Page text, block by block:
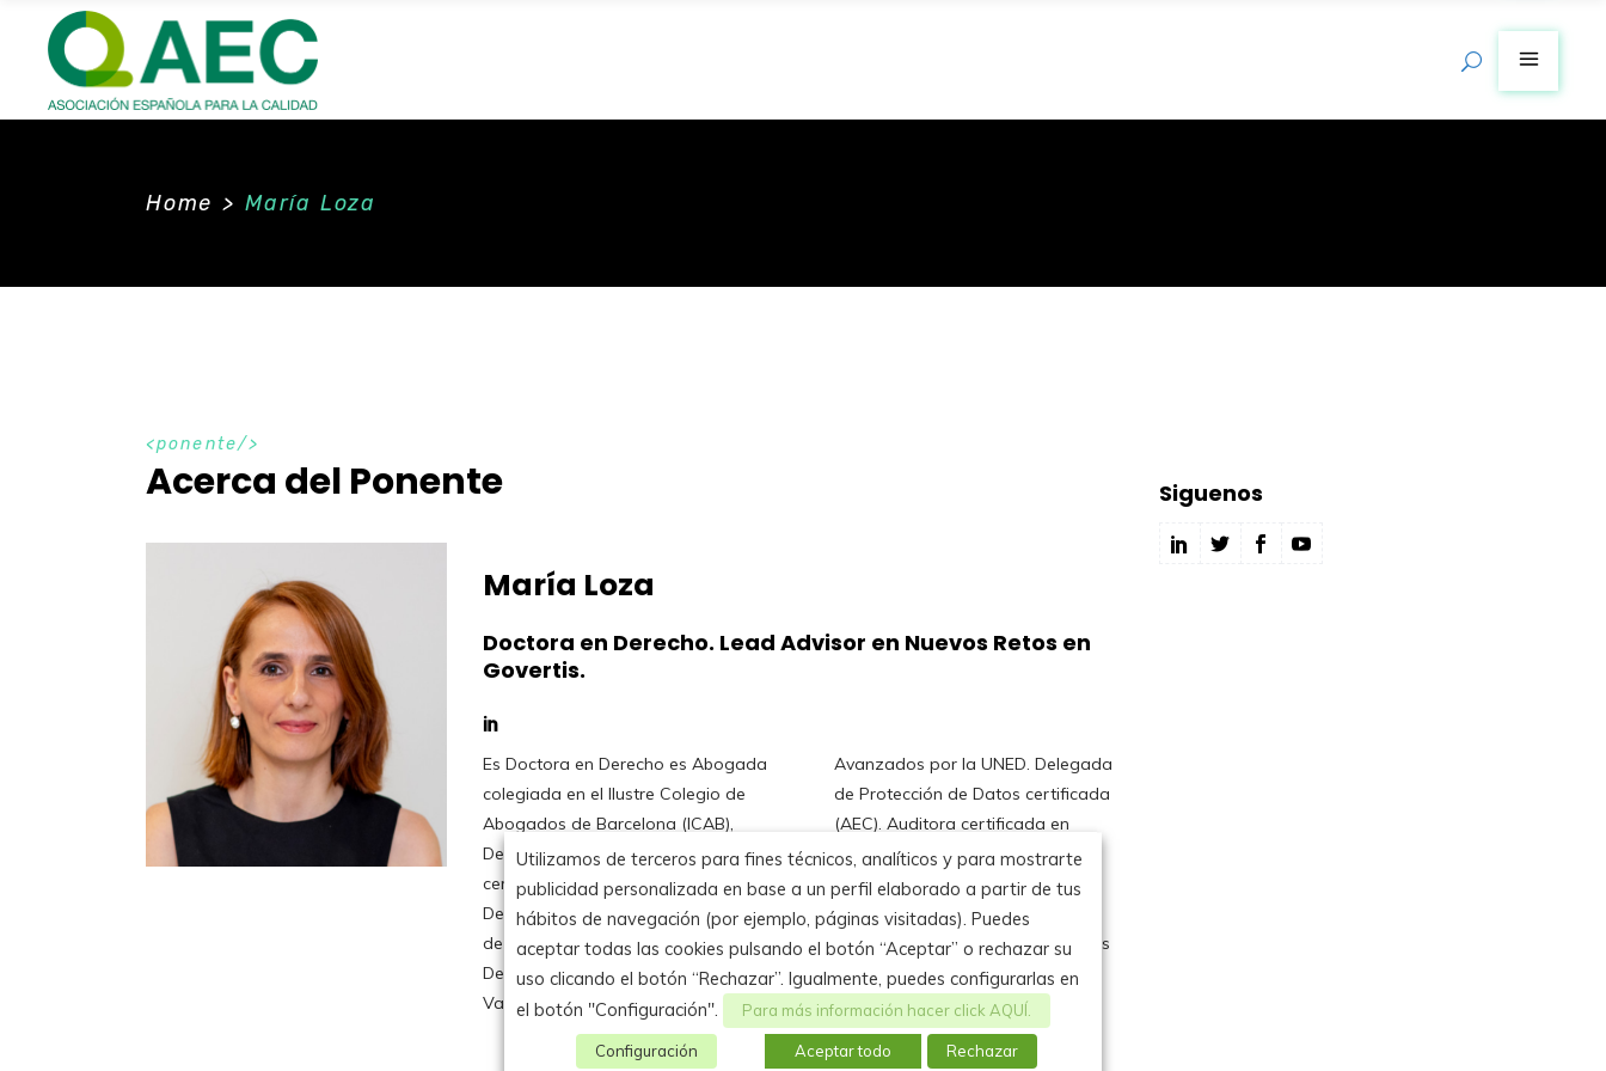
Home > María Loza
ponente
Acerca del Ponente
María Loza
Doctora en Derecho. Lead Advisor en Nuevos Retos en
Govertis.
Es Doctora en Derecho es Abogada
colegiada en el Ilustre Colegio de
Abogados de Barcelona (ICAB),
Delegada de Protección de Datos
certificada (AEC), Licenciada en
Derecho por la Universidad Pública
de Navarra (UPNA) y Doctora en
Derecho por la Universidad de
Valencia (UV). Diploma en Estudios
Avanzados por la UNED. Delegada
de Protección de Datos certificada
(AEC). Auditora certificada en
Entornos Tecnológicos AULETEC.
Profesora de la Universidad
Internacional de La Rioja (UNIR) y
Lead Advisor Jurídico Nuevos retos
en Govertis.
Siguenos
Utilizamos de terceros para fines técnicos, analíticos y para mostrarte
publicidad personalizada en base a un perfil elaborado a partir de tus
hábitos de navegación (por ejemplo, páginas visitadas). Puedes
aceptar todas las cookies pulsando el botón “Aceptar” o rechazar su
uso clicando el botón “Rechazar”. Igualmente, puedes configurarlas en
el botón "Configuración".
Para más información hacer click AQUÍ.
Configuración Aceptar todo Rechazar